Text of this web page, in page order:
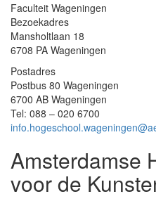
Faculteit Wageningen
Bezoekadres
Mansholtlaan 18
6708 PA Wageningen
Postadres
Postbus 80 Wageningen
6700 AB Wageningen
Tel: 088 – 020 6700
Amsterdamse
voor de